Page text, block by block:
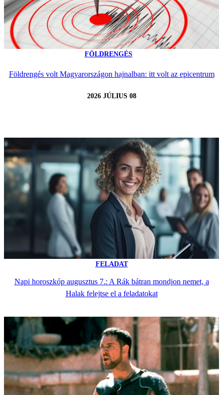
FÖLDRENGÉS
Földrengés volt Magyarországon hajnalban: itt volt az epicentrum
2026 JÚLIUS 08
FELADAT
Napi horoszkóp augusztus 7.: A Rák bátran mondjon nemet, a
Halak felejtse el a feladatokat